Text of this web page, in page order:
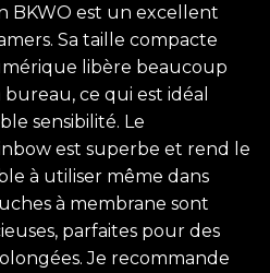
BKWO est un excellent
Sa taille compacte
libère beaucoup
ce qui est idéal
sensibilité. Le
est superbe et rend le
à utiliser même dans
à membrane sont
parfaites pour des
Je recommande